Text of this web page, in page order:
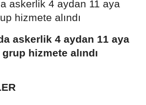
askerlik 4 aydan 11 aya
grup hizmete alındı